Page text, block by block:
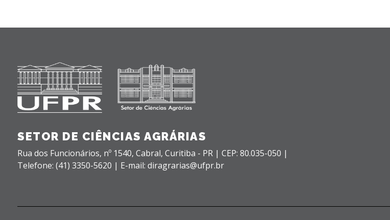
SETOR DE CIÊNCIAS AGRÁRIAS
Rua dos Funcionários, nº 1540, Cabral, Curitiba - PR | CEP: 80.035-050 |
Telefone: (41) 3350-5620 | E-mail: diragrarias@ufpr.br